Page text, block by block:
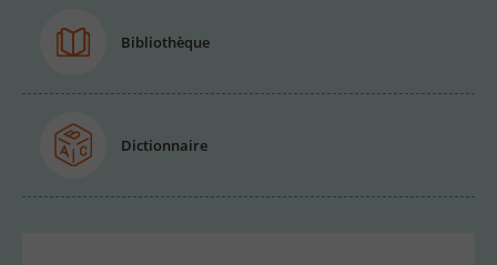
Bibliothèque
Dictionnaire